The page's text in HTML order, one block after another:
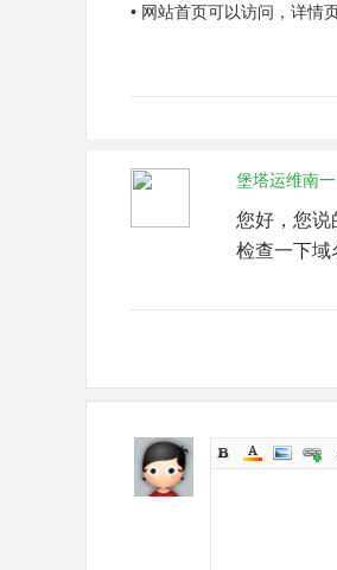
• 网站首页可以访问，详情
堡塔运维南一
您好，您说
检查一下域